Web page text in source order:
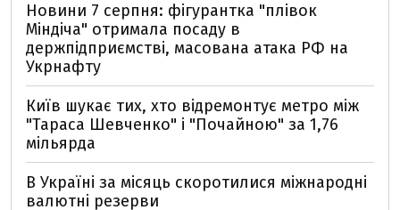
Новини 7 серпня: фігурантка "плівок
Міндіча" отримала посаду в
держпідприємстві, масована атака РФ на
Укрнафту
Київ шукає тих, хто відремонтує метро між
"Тараса Шевченко" і "Почайною" за 1,76
мільярда
В Україні за місяць скоротилися міжнародні
валютні резерви